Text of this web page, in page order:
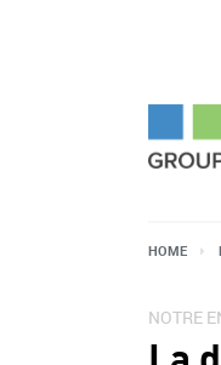
HOME
NOTRE